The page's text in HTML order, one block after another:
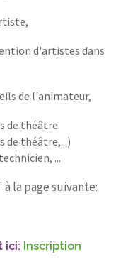
d'artistes dans
de l'animateur,
de théâtre
de théâtre,...)
...
la page suivante:
ici: Inscription